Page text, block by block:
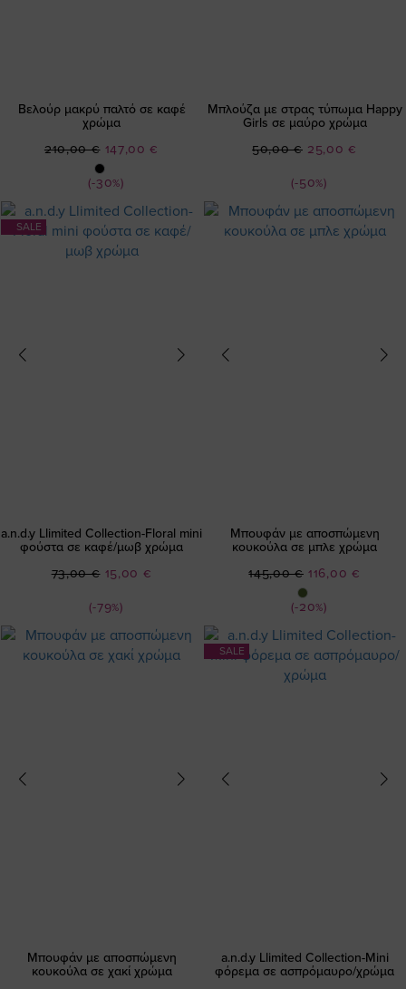
Βελούρ μακρύ παλτό σε καφέ
χρώμα
(-30%)
Ειδική
Τιμή
147,00 €
210,00 €
Μπλούζα με στρας τύπωμα Happy
Girls σε μαύρο χρώμα
(-50%)
Ειδική
25,00 €
50,00 €
SALE
a.n.d.y Llimited Collection-Floral mini
φούστα σε καφέ/μωβ χρώμα
(-79%)
Ειδική
15,00 €
73,00 €
Μπουφάν με αποσπώμενη
κουκούλα σε μπλε χρώμα
(-20%)
Ειδική
116,00 €
145,00 €
Μπουφάν με αποσπώμενη
κουκούλα σε χακί χρώμα
SALE
a.n.d.y Llimited Collection-Mini
φόρεμα σε ασπρόμαυρο/χρώμα